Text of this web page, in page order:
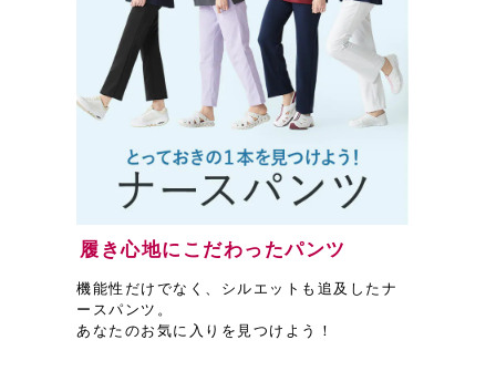
履き心地にこだわったパンツ
機能性だけでなく、シルエットも追及したナ
ースパンツ。
あなたのお気に入りを見つけよう！